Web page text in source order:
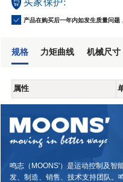
买家保护:
产品在购买后一年内如发生质量问题
规格 力矩曲线 机械尺寸
属性
鸣志（MOONS'）是运动控制及智
发、制造、销售、技术支持团队。